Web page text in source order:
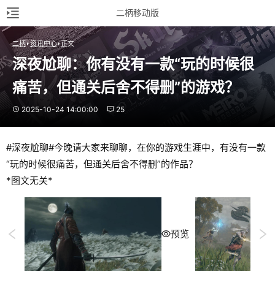
二柄移动版
二柄 资讯中心 正文
深夜尬聊：你有没有一款“玩的时候很
痛苦，但通关后舍不得删”的游戏？
2025-10-24 14:00:00 25
#深夜尬聊#今晚请大家来聊聊，在你的游戏生涯中，有没有一款
“玩的时候很痛苦，但通关后舍不得删”的作品？
*图文无关*
预览